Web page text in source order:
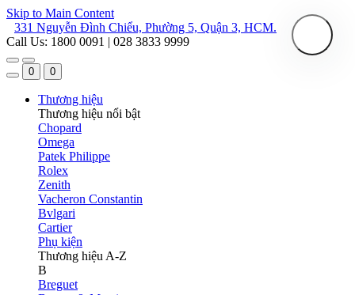
Skip to Main Content
331 Nguyễn Đình Chiểu, Phường 5, Quận 3, HCM.
Call Us: 1800 0091 | 028 3833 9999
0 0
Thương hiệu
Thương hiệu nổi bật
Chopard
Omega
Patek Philippe
Rolex
Zenith
Vacheron Constantin
Bvlgari
Cartier
Phụ kiện
Thương hiệu A-Z
B
Breguet